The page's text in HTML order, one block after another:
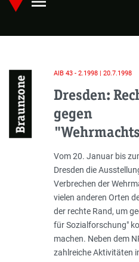
Skip
main
Braunzone
AIB 43 - 2.1998 | 20.7.1998
Dresden:
gegen
Einleitung
Vom 20. Januar bis
Dresden die
Verbrechen der
vielen anderen Orten
der rechte Rand, um
für Sozialforschung"
machen. Neben dem
zahlreiche Aktivitäten